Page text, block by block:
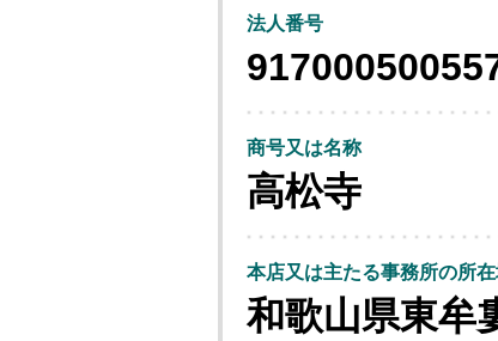
法人番号
商号又は名称
高松寺
本店又は主たる事務所の所
和歌山県東牟